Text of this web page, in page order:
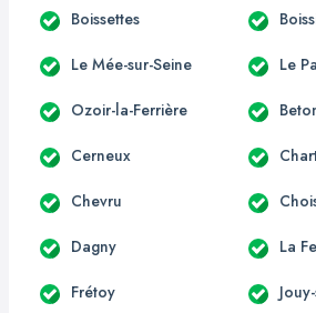
Boissettes
Le Mée-sur-Seine Le
Ozoir-la-Ferrière
Cerneux
Chevru
Dagny La
Frétoy